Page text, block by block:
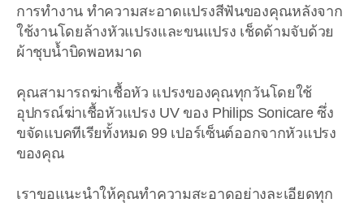
การทำงาน ทำความสะอาดแปรงสีฟันของคุณหลังจาก
ใช้งานโดยล้างหัวแปรงและขนแปรง เช็ดด้ามจับด้วย
ผ้าชุบน้ำบิดพอหมาด
คุณสามารถฆ่าเชื้อหัว แปรงของคุณทุกวันโดยใช้
อุปกรณ์ฆ่าเชื้อหัวแปรง UV ของ Philips Sonicare ซึ่ง
ขจัดแบคทีเรียทั้งหมด 99 เปอร์เซ็นต์ออกจากหัวแปรง
ของคุณ
เราขอแนะนำให้คุณทำความสะอาดอย่างละเอียดทุก